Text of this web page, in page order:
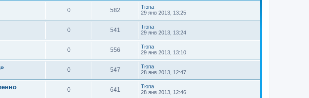
0 582
Тюпа
29 янв 2013, 13:25
0 541
Тюпа
29 янв 2013, 13:24
0 556
Тюпа
29 янв 2013, 13:10
0 547
Тюпа
28 янв 2013, 12:47
0 641
Тюпа
28 янв 2013, 12:46